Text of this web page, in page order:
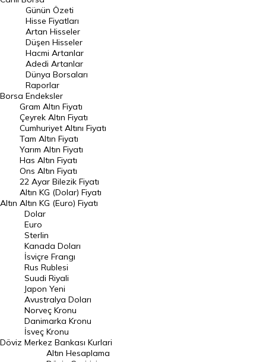
En Çok Artan Hisseler
En Çok Düşen Hisseler
Hacmi Artanlar
Geçmiş Kapanışlar
Dünya Borsaları
Raporlar
Endeksler
DÖVİZ
Döviz Kuru
Dolar Kuru
Euro Kuru
Pound Kuru
Frank Kuru
Riyal Kuru
Avustralya Doları
Danimarka Kronu Kuru
Kanada Doları Kuru
Norveç Kronu Kuru
Borsa
Günün Özeti
Hisse Fiyatları
Artan Hisseler
Düşen Hisseler
Hacmi Artanlar
Adedi Artanlar
Dünya Borsaları
Raporlar
Endeksler
Altın
Gram Altın Fiyatı
Çeyrek Altın Fiyatı
Cumhuriyet Altını Fiyatı
Tam Altın Fiyatı
Yarım Altın Fiyatı
Has Altın Fiyatı
Ons Altın Fiyatı
22 Ayar Bilezik Fiyatı
Altın KG (Dolar) Fiyatı
Altın KG (Euro) Fiyatı
Döviz
Dolar
Euro
Sterlin
Kanada Doları
İsviçre Frangı
Rus Rublesi
Suudi Riyali
Japon Yeni
Avustralya Doları
Norveç Kronu
Danimarka Kronu
İsveç Kronu
Merkez Bankası Kurlari
Altın Hesaplama